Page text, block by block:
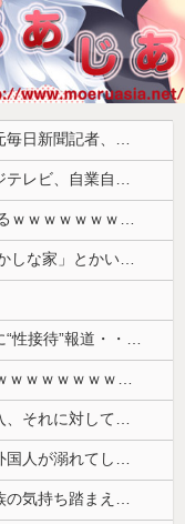
後輩記者に歩道橋近くで呼び止められた元毎日新聞記者、「元毎日と名乗ってSNSで活動するな」と要求されてしまい……
視聴者に嫌がられる番組ばかり作ったフジテレビ、自業自得すぎる立場に陥ってしまい……
【悲報】 マイナ保険証のクソぶり、バレるｗｗｗｗｗｗｗｗｗ
【画像】 週刊少年ジャンプ、「ロクのおかしな家」とかいう微妙な漫画を巻頭カラーにしたせいで100万部切る
韓国人「韓国サッカー協会、外国人審判に“性接待”報道・・・」→「2002年の審判買収が事実だったのか？」「日本人が言ってたこと正しかったね・・・...
幽☆遊☆白書（全19巻）←これｗｗｗｗｗｗｗｗｗｗｗｗｗｗ
文科省が女性専用の研究者支援制度を導入、それに対して子育て負担に苦しむ若手男性研究者は……
【動画】よく助けられたな。岐阜の川で外国人が溺れてしまう事故。
デニー、辺野古沖事故の防カメ映像「遺族の気持ち踏まえたものかくみ取り切れず」